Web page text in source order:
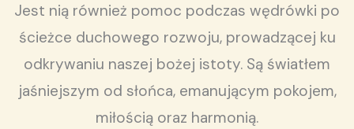
Jest nią również pomoc podczas wędrówki po
ścieżce duchowego rozwoju, prowadzącej ku
odkrywaniu naszej bożej istoty. Są światłem
jaśniejszym od słońca, emanującym pokojem,
miłością oraz harmonią.